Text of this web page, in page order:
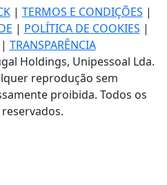
| TERMOS E CONDIÇÕES |
| POLÍTICA DE COOKIES |
| TRANSPARÊNCIA
Holdings, Unipessoal Lda.
reprodução sem
proibida. Todos os